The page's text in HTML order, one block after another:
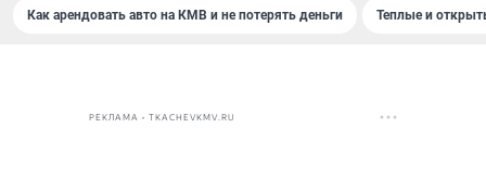
Как арендовать авто на КМВ и не потерять деньги Теплые и
РЕКЛАМА • TKACHEVKMV.RU